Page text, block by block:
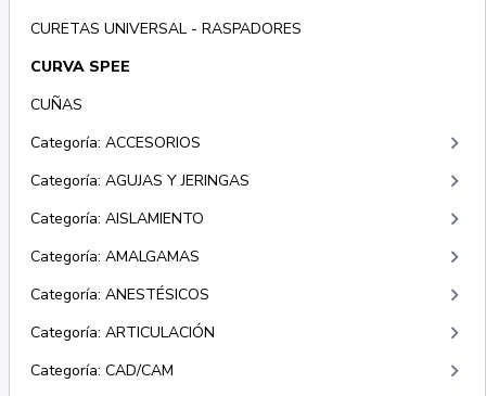
CURETAS UNIVERSAL - RASPADORES
CURVA SPEE
CUÑAS
Categoría: ACCESORIOS
keyboard_arrow_right
Categoría: AGUJAS Y JERINGAS keyboard_arrow_right
Categoría: AISLAMIENTO keyboard_arrow_right
Categoría: AMALGAMAS keyboard_arrow_right
Categoría: ANESTÉSICOS keyboard_arrow_right
Categoría: ARTICULACIÓN keyboard_arrow_right
Categoría: CAD/CAM keyboard_arrow_right